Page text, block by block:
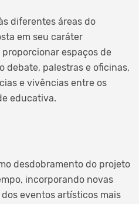
diferentes áreas do
em seu caráter
espaços de
debate, palestras e oficinas,
e vivências entre os
educativa.
desdobramento do projeto
incorporando novas
eventos artísticos mais